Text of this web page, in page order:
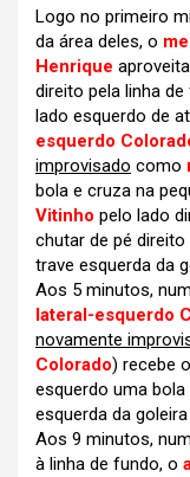
Logo no primeiro
da área deles, o
Henrique
direito pela linha
lado esquerdo de
esquerdo
improvisado como
bola e cruza na
Vitinho pelo lado
chutar de pé
trave esquerda da
Aos 5 minutos,
lateral-esquerdo
novamente
Colorado) recebe
esquerdo uma
esquerda da
Aos 9 minutos,
à linha de fundo, o